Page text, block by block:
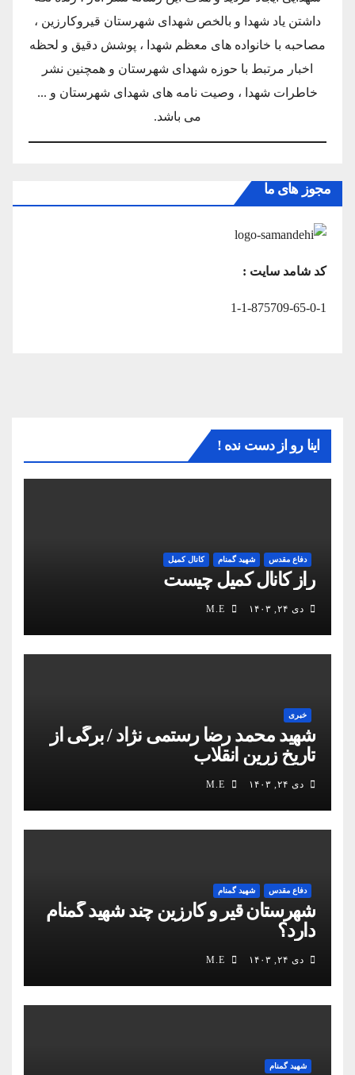
داشتن یاد شهدا و بالخص شهدای شهرستان قیروکارزین ،
مصاحبه با خانواده های معظم شهدا ، پوشش دقیق و لحظه
اخبار مرتبط با حوزه شهدای شهرستان و همچنین نشر
خاطرات شهدا ، وصیت نامه های شهدای شهرستان و ...
می باشد.
مجوز های ما
کد شامد سایت :
1-1-875709-65-0-1
اینا رو از دست نده !
دفاع مقدس شهید گمنام کانال کمیل
راز کانال کمیل چیست
دی ۲۴, ۱۴۰۳
خبری
شهید محمد رضا رستمی نژاد / برگی از
تاریخ زرین انقلاب
دی ۲۴, ۱۴۰۳
دفاع مقدس شهید گمنام
شهرستان قیر و کارزین چند شهید گمنام
دارد؟
دی ۲۴, ۱۴۰۳
شهید گمنام